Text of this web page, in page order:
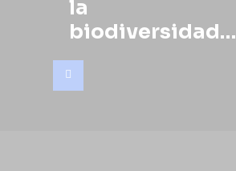
la
biodiversidad…